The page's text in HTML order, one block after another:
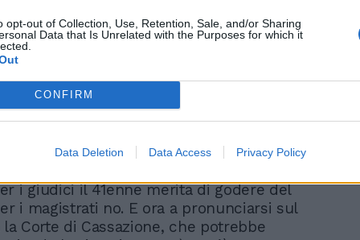
opt-out of Collection, Use, Retention, Sale, and/or Sharing
Data that Is Unrelated with the Purposes for which it
CONFIRM
Data Deletion Data Access Privacy Policy
"Le vedevo": il testimone
i giudici il 41enne merita di godere del
i magistrati no. E ora a pronunciarsi sul
Corte di Cassazione, che potrebbe